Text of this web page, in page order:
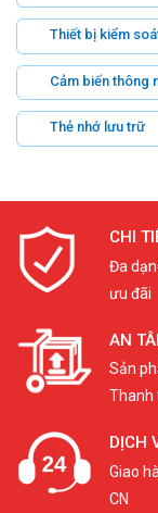
Thiết bị kiểm
Cảm biến thông
Thẻ nhớ lưu trữ
CHI
Đa
ưu đãi
AN
Sản
Thanh
DỊCH
Giao
CN